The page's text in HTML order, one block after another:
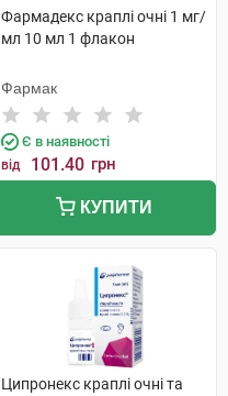
Фармадекс краплі очні 1 мг/
мл 10 мл 1 флакон
Фармак
Є в наявності
від 101.40 грн
КУПИТИ
Ципронекс краплі очні та